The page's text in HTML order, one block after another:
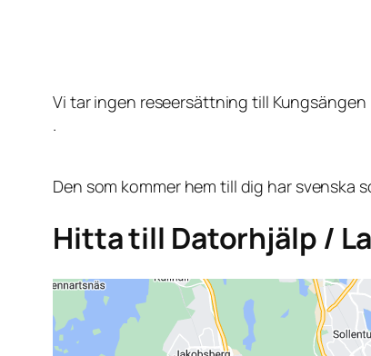
Vi tar ingen reseersättning till Kungsängen
.
Den som kommer hem till dig har
Hitta till Datorhjälp /